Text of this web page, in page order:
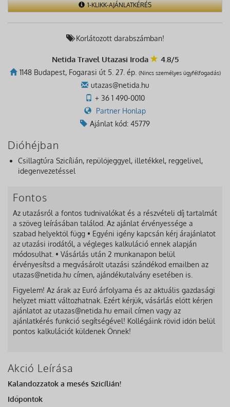
1-KLIKK-AJÁNLATKÉRÉS
Korlátozott darabszámban!
Netida Travel Utazasi Iroda 4.8/5
1148 Budapest, Fogarasi út 5. 27. ép. (Nincs személyes ügyfélfogadás)
utazas@netida.hu
+ 36 1 490-0010
Partner Honlap
Ajánlat kód: 45779
Dióhéjban
Csillagtúra Szicílián, repülőjeggyel, illetékkel, reggelivel,
idegenvezetéssel
Fontos
Az utazásról a fontos tudnivalókat és a részvételi díj tartalmát
a szöveg leírásában találod. Az ajánlat érvényessége a
szabad helyektől függ • Egyéni igény kapcsán kérj árajánlatot
az utazási irodától, a végleges kalkuláció ennek alapján
módosulhat. • Vásárlás után 2 munkanapon belül
érvényesítsd a megvásárolt utazási szándékod emailben az
utazas@netida.hu címen, ajándékutalvány esetében is.
Figyelem! Az árak az Euró árfolyama és az aktuális gazdasági
helyzet miatt változhatnak. Ezért kérjük, vásárlás előtt kérjen
ajánlatot az utazas@netida.hu email címen vagy az
ajánlatkérés funkció segítségével! Kollégáink rövid időn belül
pontos kalkulációt küldenek Önnek!
Akció Leírása
Kalandozzatok a mesés Szicílián!
Időpontok